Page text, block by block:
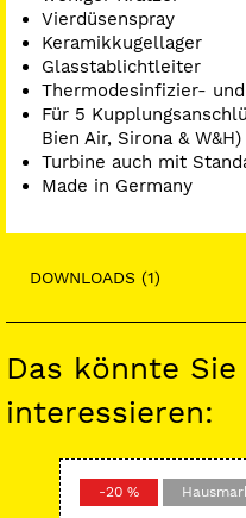
Vierdüsenspray
Keramikkugellager
Glasstablichtleiter
Thermodesinfizier-
Für 5
Bien Air, Sirona & W&H)
Turbine auch mit
Made in Germany
DOWNLOADS (1)
Das könnte Sie
interessieren:
-20 %